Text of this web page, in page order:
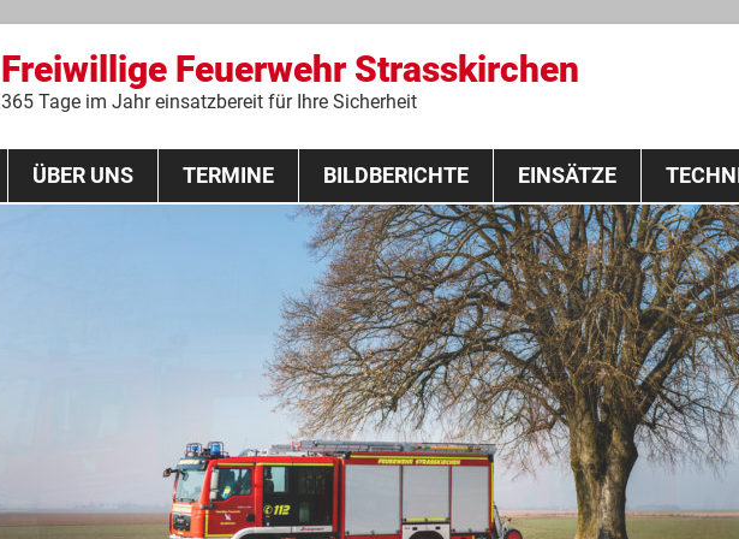
Freiwillige Feuerwehr Strasskirchen
365 Tage im Jahr einsatzbereit für Ihre Sicherheit
Zum
springen
ÜBER UNS TERMINE
THL Lehrgang 2020
BILDBERICHTE EINSÄTZE
Fahrzeuge
Ausrüstung